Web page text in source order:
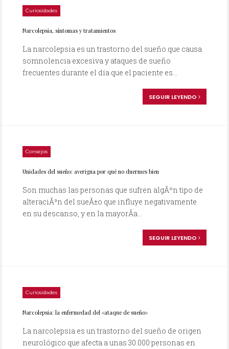
Curiosidades
Narcolepsia, síntomas y tratamientos
La narcolepsia es un trastorno del sueño que causa
somnolencia excesiva y ataques de sueño
frecuentes durante el día que el paciente es...
SEGUIR LEYENDO
Consejos
29/06/2010
Unidades del sueño: averigua por qué no duermes bien
Son muchas las personas que sufren algÃºn tipo de
alteraciÃ³n del sueÃ±o que influye negativamente
en su descanso, y en la mayorÃ­a...
SEGUIR LEYENDO
Curiosidades
Narcolepsia: la enfermedad del «ataque de sueño»
La narcolepsia es un trastorno del sueño de origen
neurológico que afecta a unas 30.000 personas en